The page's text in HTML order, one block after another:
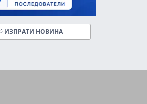
ИЗПРАТИ НОВИНА